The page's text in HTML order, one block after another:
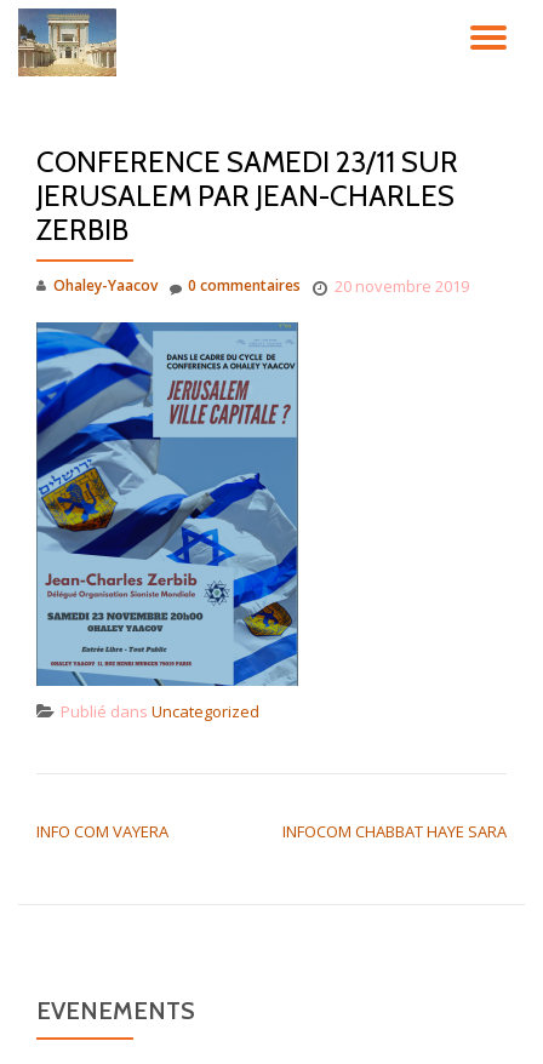
Aller
CONFERENCE SAMEDI 23/11 SUR
JERUSALEM PAR JEAN-CHARLES
ZERBIB
Ohaley-Yaacov 20 novembre 2019
0 commentaires
Publié dans Uncategorized
INFO COM VAYERA INFOCOM CHABBAT HAYE SARA
EVENEMENTS